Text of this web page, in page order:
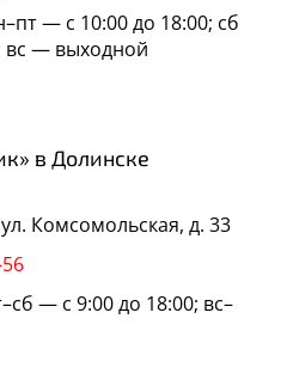
— с 10:00 до 18:00; сб
вс — выходной
в Долинске
Комсомольская, д. 33
— с 9:00 до 18:00; вс–